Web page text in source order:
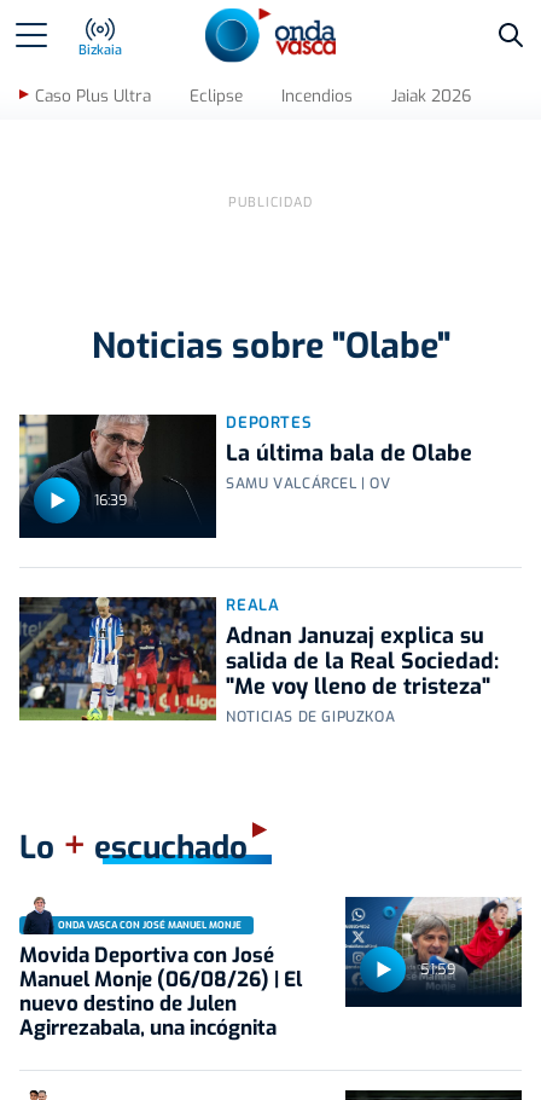
Bizkaia
Caso Plus Ultra Eclipse Incendios Jaiak 2026
Noticias sobre "Olabe"
16:39
DEPORTES
La última bala de Olabe
SAMU VALCÁRCEL | OV
REALA
Adnan Januzaj explica su
salida de la Real Sociedad:
"Me voy lleno de tristeza"
NOTICIAS DE GIPUZKOA
Lo + escuchado
51:59
ONDA VASCA CON JOSÉ MANUEL MONJE
Movida Deportiva con José
Manuel Monje (06/08/26) | El
nuevo destino de Julen
Agirrezabala, una incógnita